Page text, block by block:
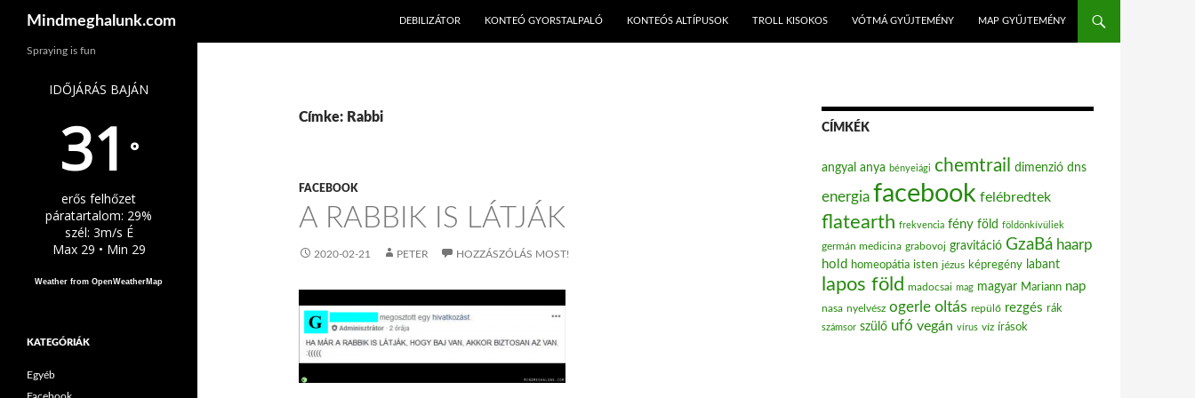
Mindmeghalunk.com
DEBILIZÁTOR
KONTEÓ GYORSTALPALÓ KONTEÓS ALTÍPUSOK TROLL KISOKOS VÓTMÁ GYŰJTEMÉNY MAP GYŰJTEMÉNY
Címke: Rabbi
FACEBOOK
A RABBIK IS LÁTJÁK
2020-02-21 PETER HOZZÁSZÓLÁS MOST!
CÍMKÉK
angyal anya bényeiági chemtrail dimenzió dns
energia facebook felébredtek
flatearth frekvencia fény föld földönkívüliek
germán medicina grabovoj gravitáció GzaBá haarp
hold homeopátia isten jézus képregény labant
lapos föld madocsai mag magyar Mariann nap
nasa nyelvész ogerle oltás repülő rezgés rák
számsor szülő ufó vegán vírus víz írások
Spraying is fun
IDŐJÁRÁS BAJÁN
31 °
erős felhőzet
páratartalom: 29%
szél: 3m/s É
Max 29 • Min 29
Weather from OpenWeatherMap
KATEGÓRIÁK
Egyéb